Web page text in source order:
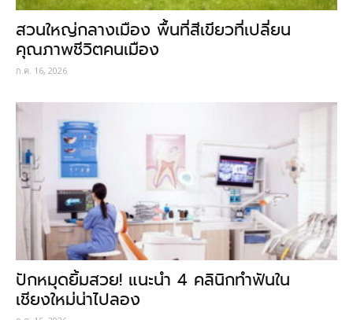
สวนใหญ่กลางเมือง พื้นที่สีเขียวที่เปลี่ยน
คุณภาพชีวิตคนเมือง
ก.ค. 16, 2026
ปักหมุดยิ้มสวย! แนะนำ 4 คลินิกทำฟันใน
เชียงใหม่น่าไปลอง